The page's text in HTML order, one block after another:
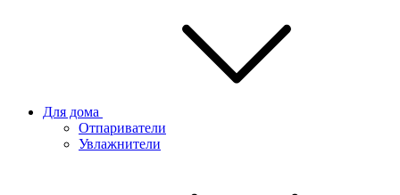
Для дома
Отпариватели
Увлажнители